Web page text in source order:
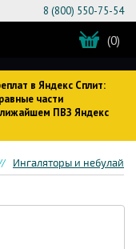
в Яндекс Сплит:
части
ПВЗ Яндекс
8 (800) 550-75-54
(0)
Ингаляторы и